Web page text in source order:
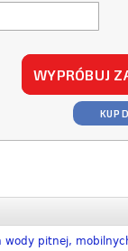
WYPRÓBUJ
KUP
wody pitnej,